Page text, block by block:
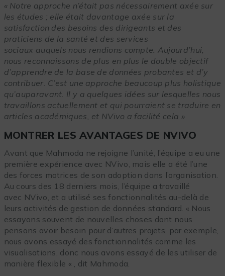
« Notre approche n’était pas nécessairement axée sur
les études ; elle était davantage axée sur la
satisfaction des besoins des dirigeants et des
praticiens de la santé et des services
sociaux auquels nous rendions compte. Aujourd’hui,
nous reconnaissons de plus en plus le double objectif
d’apprendre de la base de données probantes et d’y
contribuer. C’est une approche beaucoup plus holistique
qu’auparavant. Il y a quelques idées sur lesquelles nous
travaillons actuellement et qui pourraient se traduire en
articles académiques, et NVivo a facilité cela »
MONTRER LES AVANTAGES DE NVIVO
Avant que Mahmoda ne rejoigne l’unité, l’équipe a eu une
première expérience avec NVivo, mais elle a été l’une
des forces motrices de son adoption dans l’organisation.
Au cours des 18 derniers mois, l’équipe a travaillé
avec NVivo, et a utilisé ses fonctionnalités au-delà de
leurs activités de gestion de données standard. « Nous
essayons souvent de nouvelles choses dont nous
pensons avoir besoin pour d’autres projets, par exemple,
nous avons essayé des fonctionnalités comme les
visualisations, donc nous avons essayé de les utiliser de
manière flexible « , dit Mahmoda.